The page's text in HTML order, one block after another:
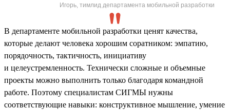
Игорь, тимлид департамента мобильной разработки
В департаменте мобильной разработки ценят качества,
которые делают человека хорошим соратником: эмпатию,
порядочность, тактичность, инициативу
и целеустремленность. Технически сложные и объемные
проекты можно выполнить только благодаря командной
работе. Поэтому специалистам СИГМЫ нужны
соответствующие навыки: конструктивное мышление, умение